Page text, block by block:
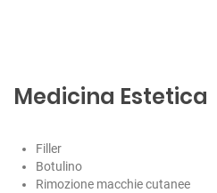
Medicina Estetica
Filler
Botulino
Rimozione macchie cutanee